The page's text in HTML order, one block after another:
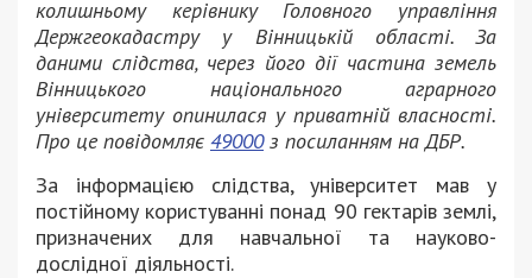
колишньому керівнику Головного управління
Держгеокадастру у Вінницькій області. За
даними слідства, через його дії частина земель
Вінницького національного аграрного
університету опинилася у приватній власності.
Про це повідомляє 49000з посиланням на ДБР.
За інформацією слідства, університет мав у
постійному користуванні понад 90 гектарів землі,
призначених для навчальної та науково-
дослідної діяльності.